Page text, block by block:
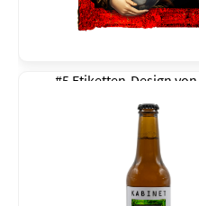
#5 Etiketten-Design von